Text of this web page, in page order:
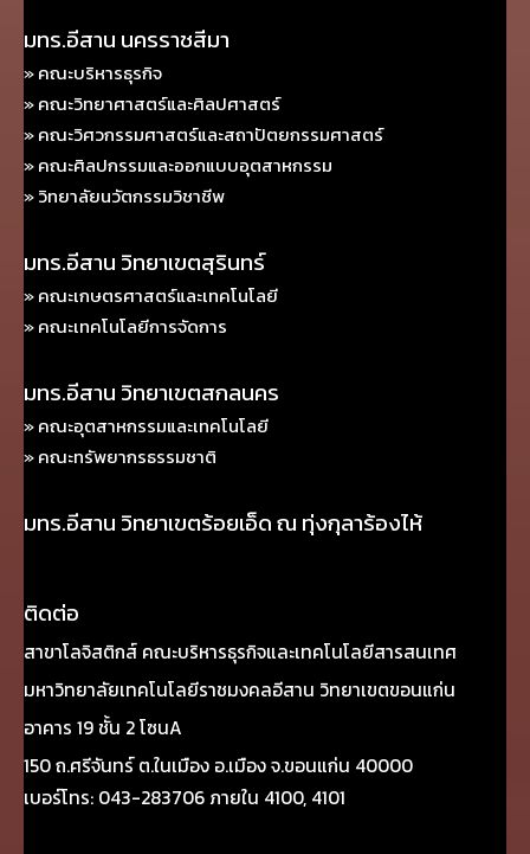
มทร.อีสาน นครราชสีมา
» คณะบริหารธุรกิจ
» คณะวิทยาศาสตร์และศิลปศาสตร์
» คณะวิศวกรรมศาสตร์และสถาปัตยกรรมศาสตร์
» คณะศิลปกรรมและออกแบบอุตสาหกรรม
» วิทยาลัยนวัตกรรมวิชาชีพ
มทร.อีสาน วิทยาเขตสุรินทร์
» คณะเกษตรศาสตร์และเทคโนโลยี
» คณะเทคโนโลยีการจัดการ
มทร.อีสาน วิทยาเขตสกลนคร
» คณะอุตสาหกรรมและเทคโนโลยี
» คณะทรัพยากรธรรมชาติ
มทร.อีสาน วิทยาเขตร้อยเอ็ด ณ ทุ่งกุลาร้องไห้
ติดต่อ
สาขาโลจิสติกส์ คณะบริหารธุรกิจและเทคโนโลยีสารสนเทศ
มหาวิทยาลัยเทคโนโลยีราชมงคลอีสาน วิทยาเขตขอนแก่น
อาคาร 19 ชั้น 2 โซนA
150 ถ.ศรีจันทร์ ต.ในเมือง อ.เมือง จ.ขอนแก่น 40000
เบอร์โทร: 043-283706 ภายใน 4100, 4101